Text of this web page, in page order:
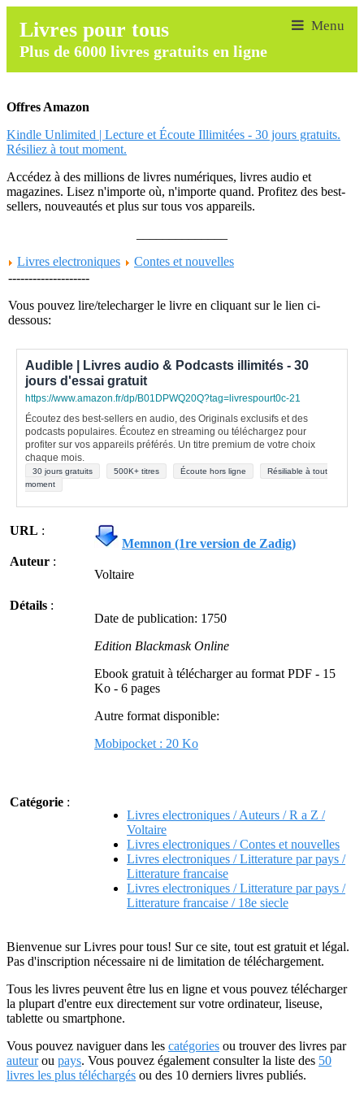
Livres pour tous
Plus de 6000 livres gratuits en ligne
Offres Amazon
Kindle Unlimited | Lecture et Écoute Illimitées - 30 jours gratuits.
Résiliez à tout moment.
Accédez à des millions de livres numériques, livres audio et
magazines. Lisez n'importe où, n'importe quand. Profitez des best-
sellers, nouveautés et plus sur tous vos appareils.
Livres electroniques
Contes et nouvelles
--------------------
Vous pouvez lire/telecharger le livre en cliquant sur le lien ci-
dessous:
Audible | Livres audio & Podcasts illimités - 30
jours d'essai gratuit
https://www.amazon.fr/dp/B01DPWQ20Q?tag=livrespourt0c-21
Écoutez des best-sellers en audio, des Originals exclusifs et des
podcasts populaires. Écoutez en streaming ou téléchargez pour
profiter sur vos appareils préférés. Un titre premium de votre choix
chaque mois.
30 jours gratuits 500K+ titres Écoute hors ligne
Résiliable à tout
moment
URL :
Memnon (1re version de Zadig)
Auteur :
Voltaire
Détails :
Date de publication: 1750
Edition Blackmask Online
Ebook gratuit à télécharger au format PDF - 15
Ko - 6 pages
Autre format disponible:
Mobipocket : 20 Ko
Catégorie :
Livres electroniques / Auteurs / R a Z /
Voltaire
Livres electroniques / Contes et nouvelles
Livres electroniques / Litterature par pays /
Litterature francaise
Livres electroniques / Litterature par pays /
Litterature francaise / 18e siecle
Bienvenue sur Livres pour tous! Sur ce site, tout est gratuit et légal.
Pas d'inscription nécessaire ni de limitation de téléchargement.
Tous les livres peuvent être lus en ligne et vous pouvez télécharger
la plupart d'entre eux directement sur votre ordinateur, liseuse,
tablette ou smartphone.
Vous pouvez naviguer dans les catégories ou trouver des livres par
auteurou pays. Vous pouvez également consulter la liste des 50
livres les plus téléchargés ou des 10 derniers livres publiés.